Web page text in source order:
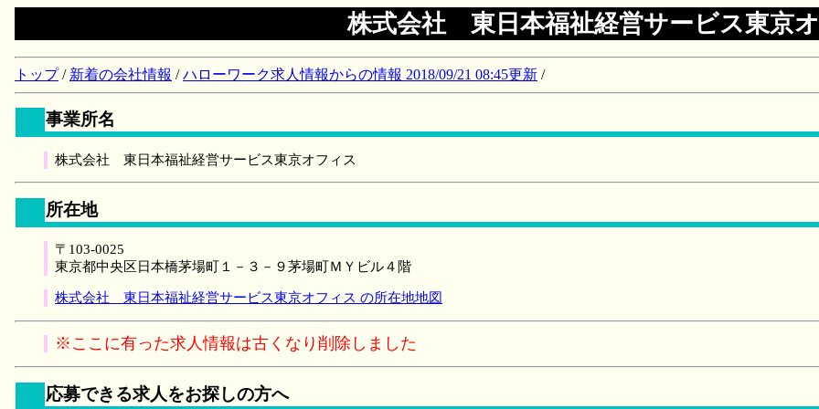
株式会社 東日本福祉経営サービス東京
トップ/ 新着の会社情報 /ハローワーク求人情報からの情報 2018/09/21 08:45更新 /
事業所名
株式会社 東日本福祉経営サービス東京オフィス
所在地
〒103-0025
東京都中央区日本橋茅場町１－３－９茅場町ＭＹビル４階
株式会社 東日本福祉経営サービス東京オフィス の所在地地図
※ここに有った求人情報は古くなり削除しました
応募できる求人をお探しの方へ